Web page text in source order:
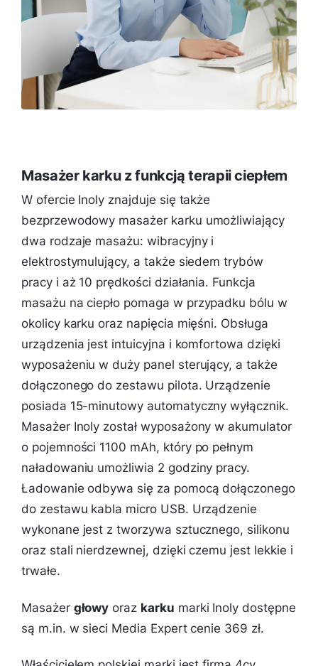
Masażer karku z funkcją terapii ciepłem
W ofercie Inoly znajduje się także
bezprzewodowy masażer karku umożliwiający
dwa rodzaje masażu: wibracyjny i
elektrostymulujący, a także siedem trybów
pracy i aż 10 prędkości działania. Funkcja
masażu na ciepło pomaga w przypadku bólu w
okolicy karku oraz napięcia mięśni. Obsługa
urządzenia jest intuicyjna i komfortowa dzięki
wyposażeniu w duży panel sterujący, a także
dołączonego do zestawu pilota. Urządzenie
posiada 15-minutowy automatyczny wyłącznik.
Masażer Inoly został wyposażony w akumulator
o pojemności 1100 mAh, który po pełnym
naładowaniu umożliwia 2 godziny pracy.
Ładowanie odbywa się za pomocą dołączonego
do zestawu kabla micro USB. Urządzenie
wykonane jest z tworzywa sztucznego, silikonu
oraz stali nierdzewnej, dzięki czemu jest lekkie i
trwałe.
Masażer głowy oraz karku marki Inoly dostępne
są m.in. w sieci Media Expert cenie 369 zł.